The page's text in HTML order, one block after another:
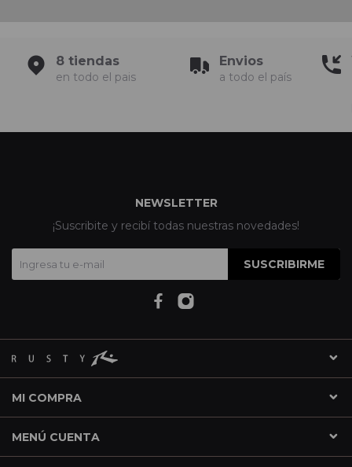
8 tiendas
en todo el pais
Envios
a todo el país
MI COMPRA
MENÚ CUENTA
NEWSLETTER
¡Suscribite y recibí todas nuestras novedades!
SUSCRIBIRME